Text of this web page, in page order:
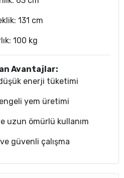
131 cm
100 kg
Avantajlar:
enerji tüketimi
yem üretimi
uzun ömürlü kullanım
güvenli çalışma